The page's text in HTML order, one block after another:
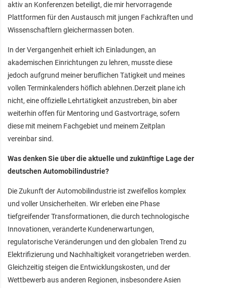
aktiv an Konferenzen beteiligt, die mir hervorragende
Plattformen für den Austausch mit jungen Fachkräften und
Wissenschaftlern gleichermassen boten.
In der Vergangenheit erhielt ich Einladungen, an
akademischen Einrichtungen zu lehren, musste diese
jedoch aufgrund meiner beruflichen Tätigkeit und meines
vollen Terminkalenders höflich ablehnen.Derzeit plane ich
nicht, eine offizielle Lehrtätigkeit anzustreben, bin aber
weiterhin offen für Mentoring und Gastvorträge, sofern
diese mit meinem Fachgebiet und meinem Zeitplan
vereinbar sind.
Was denken Sie über die aktuelle und zukünftige Lage der
deutschen Automobilindustrie?
Die Zukunft der Automobilindustrie ist zweifellos komplex
und voller Unsicherheiten. Wir erleben eine Phase
tiefgreifender Transformationen, die durch technologische
Innovationen, veränderte Kundenerwartungen,
regulatorische Veränderungen und den globalen Trend zu
Elektrifizierung und Nachhaltigkeit vorangetrieben werden.
Gleichzeitig steigen die Entwicklungskosten, und der
Wettbewerb aus anderen Regionen, insbesondere Asien